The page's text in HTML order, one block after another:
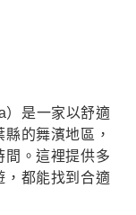
是一家以舒適
的舞濱地區，
間。這裡提供多
，都能找到合適